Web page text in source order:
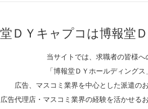
ＤＹキャプコは博報堂
当サイトでは、求職者の皆様
「博報堂ＤＹホールディング
広告、マスコミ業界を中心とした派遣の
広告代理店・マスコミ業界の経験を活かせる